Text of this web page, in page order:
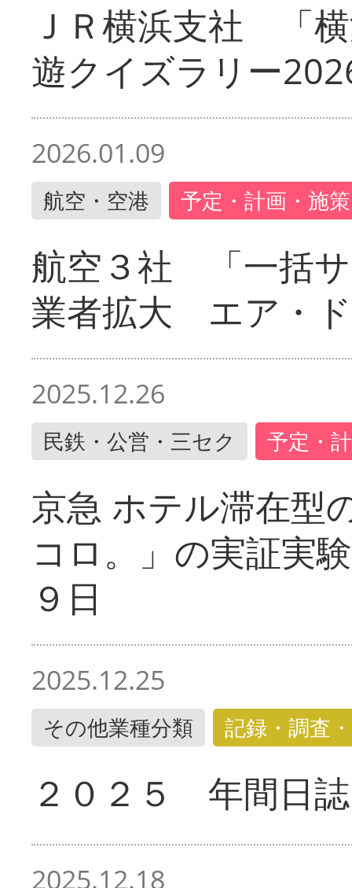
ＪＲ横浜支社 「
遊クイズラリー
2026.01.09
航空・空港 予定・計画・施策
航空３社 「一括
業者拡大 エア・
2025.12.26
民鉄・公営・三セク 予定・
京急 ホテル滞在型
コロ。」の実証実
９日
2025.12.25
その他業種分類 記録・調査
２０２５ 年間日誌
2025.12.18